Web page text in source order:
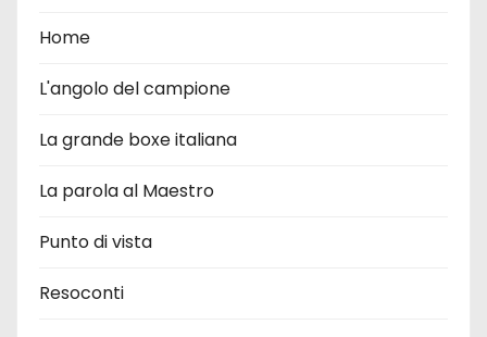
Home
L'angolo del campione
La grande boxe italiana
La parola al Maestro
Punto di vista
Resoconti